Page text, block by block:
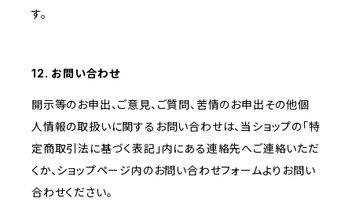
す。
12. お問い合わせ
開示等のお申出、ご意見、ご質問、苦情のお申出その他個
人情報の取扱いに関するお問い合わせは、当ショップの「特
定商取引法に基づく表記」内にある連絡先へご連絡いただ
くか、ショップページ内のお問い合わせフォームよりお問い
合わせください。